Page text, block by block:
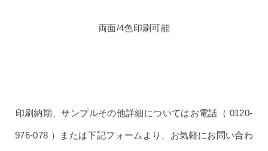
両面/4色印刷可能
印刷納期、サンプルその他詳細についてはお電話（ 0120-
976-078 ）または下記フォームより、お気軽にお問い合わ